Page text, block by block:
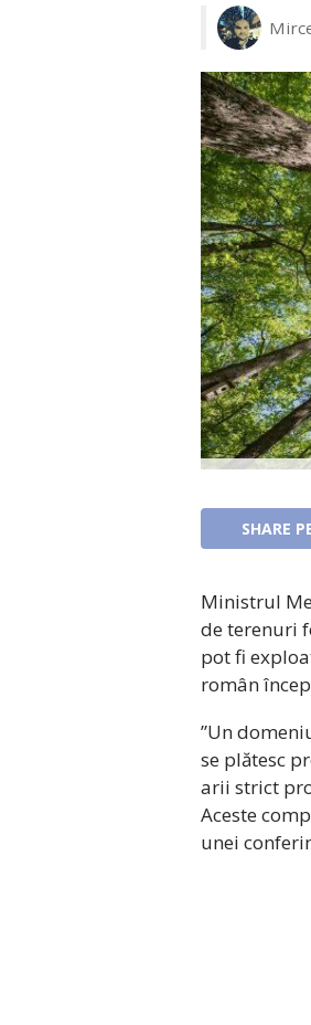
SHARE
Ministrul
de terenuri
pot fi
român
”Un
se plătesc
arii strict
Aceste
unei